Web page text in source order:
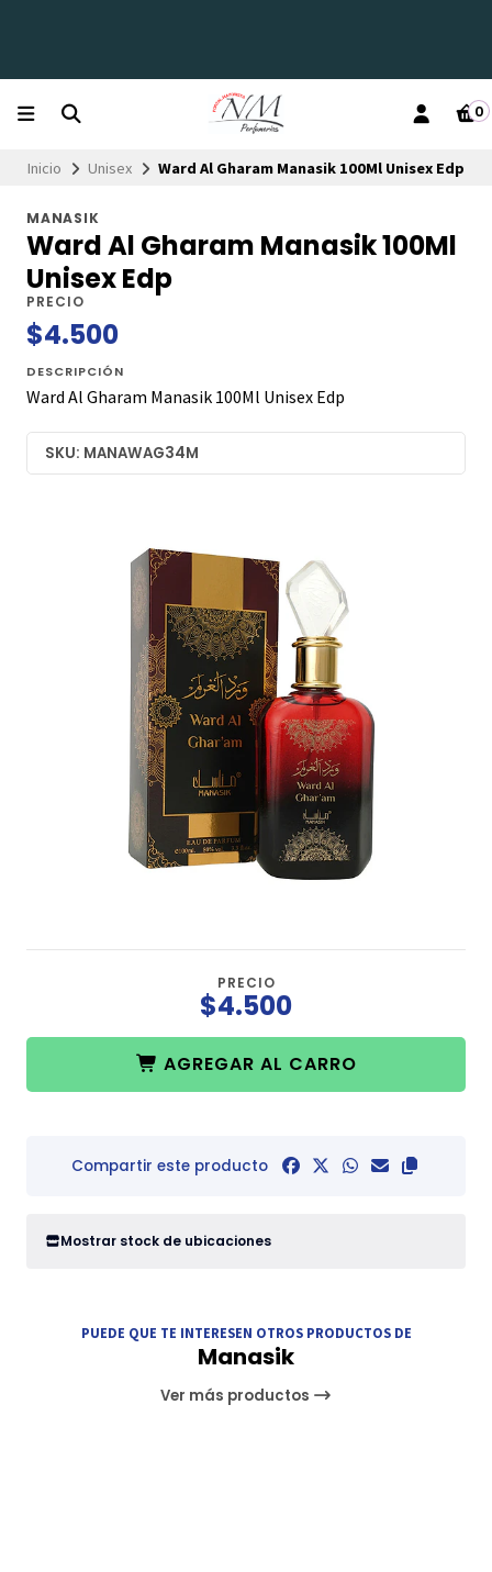
0
Inicio Unisex Ward Al Gharam Manasik 100Ml Unisex Edp
MANASIK
Ward Al Gharam Manasik 100Ml
Unisex Edp
PRECIO
$4.500
DESCRIPCIÓN
Ward Al Gharam Manasik 100Ml Unisex Edp
SKU: MANAWAG34M
PRECIO
$4.500
AGREGAR AL CARRO
Compartir este producto
Mostrar stock de ubicaciones
PUEDE QUE TE INTERESEN OTROS PRODUCTOS DE
Manasik
Ver más productos